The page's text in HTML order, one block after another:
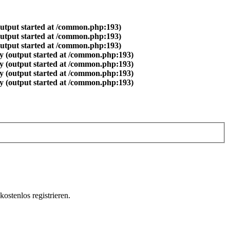
started at /common.php:193)
started at /common.php:193)
started at /common.php:193)
(output started at /common.php:193)
(output started at /common.php:193)
(output started at /common.php:193)
(output started at /common.php:193)
registrieren.